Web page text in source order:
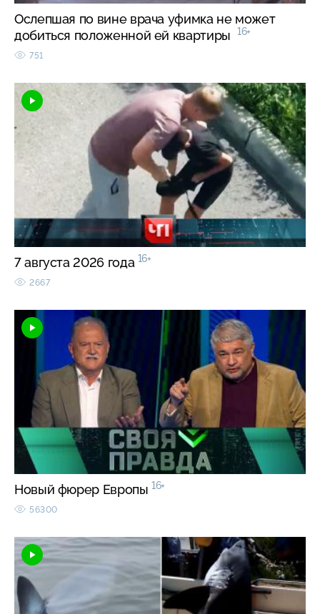
Ослепшая по вине врача уфимка не может
добиться положенной ей квартиры
16+
751
7 августа 2026 года 16+
2667
Новый фюрер Европы 16+
56300